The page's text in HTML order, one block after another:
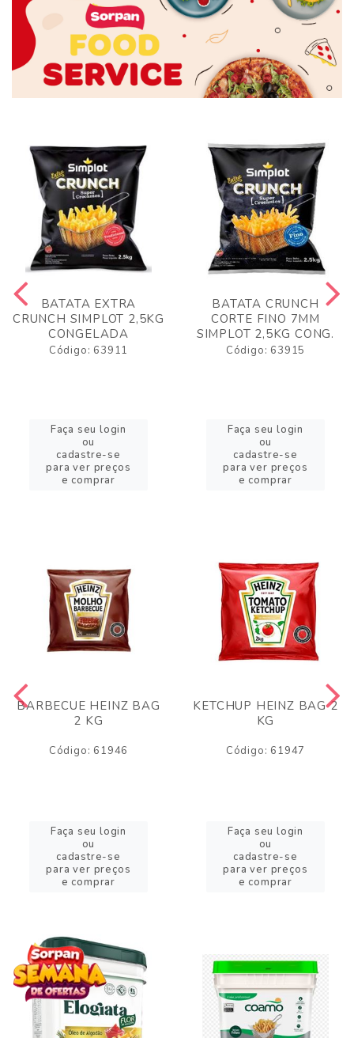
BATATA EXTRA
CRUNCH SIMPLOT 2,5KG
CONGELADA
Código: 63911
Faça seu login
ou
cadastre-se
para ver preços
e comprar
BATATA CRUNCH
CORTE FINO 7MM
SIMPLOT 2,5KG CONG.
Código: 63915
Faça seu login
ou
cadastre-se
para ver preços
e comprar
BARBECUE HEINZ BAG
2 KG
Código: 61946
Faça seu login
ou
cadastre-se
para ver preços
e comprar
KETCHUP HEINZ BAG 2
KG
Código: 61947
Faça seu login
ou
cadastre-se
para ver preços
e comprar